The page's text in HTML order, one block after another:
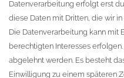
Söbrigener Weg 50
D-01796 Pirna
Telefon:+49 (0)3501 507295
Datenverarbeitung erfolgt erst
diese Daten mit Dritten, die wir
Die Datenverarbeitung kann mit
berechtigten Interesses
abgelehnt werden. Es besteht
Einwilligung zu einem späteren